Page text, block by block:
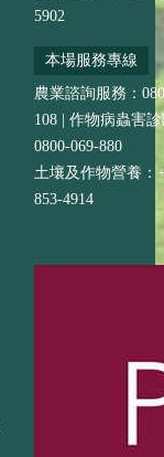
5902
本場服務專線
農業諮詢服務：
108 | 作物病蟲害
0800-069-880
土壤及作物營養：
853-4914